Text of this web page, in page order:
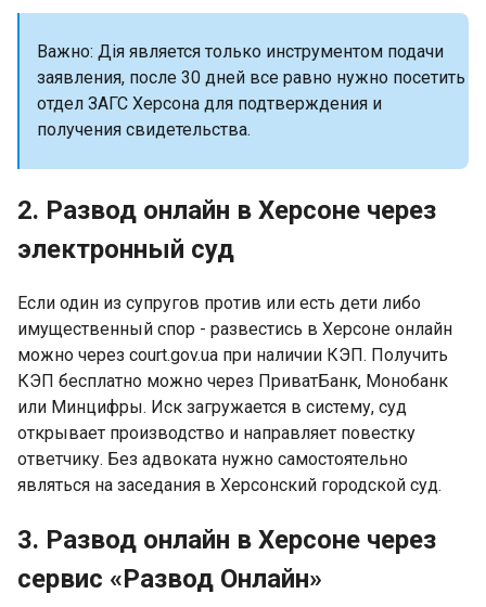
Важно: Дія является только инструментом подачи
заявления, после 30 дней все равно нужно посетить
отдел ЗАГС Херсона для подтверждения и
получения свидетельства.
2. Развод онлайн в Херсоне через
электронный суд
Если один из супругов против или есть дети либо
имущественный спор - развестись в Херсоне онлайн
можно через court.gov.ua при наличии КЭП. Получить
КЭП бесплатно можно через ПриватБанк, Монобанк
или Минцифры. Иск загружается в систему, суд
открывает производство и направляет повестку
ответчику. Без адвоката нужно самостоятельно
являться на заседания в Херсонский городской суд.
3. Развод онлайн в Херсоне через
сервис «Развод Онлайн»